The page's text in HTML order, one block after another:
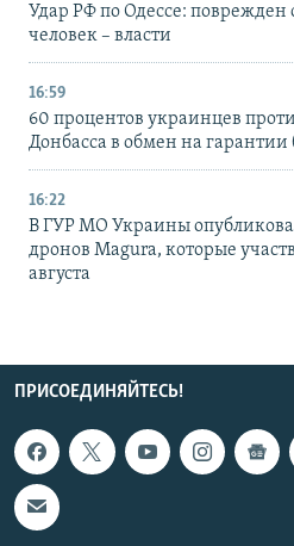
Удар РФ по Одессе: поврежден
человек – власти
16:59
60 процентов украинцев
Донбасса в обмен на гарантии
16:22
В ГУР МО Украины
дронов Magura, которые
августа
ПРИСОЕДИНЯЙТЕСЬ!